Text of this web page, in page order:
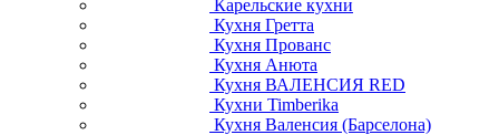
Карельские кухни
Кухня Гретта
Кухня Прованс
Кухня Анюта
Кухня ВАЛЕНСИЯ RED
Кухни Timberika
Кухня Валенсия (Барселона)